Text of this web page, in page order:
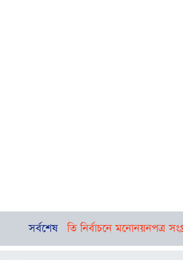
সর্বশেষ
নির্বাচনে মনোনয়নপত্র সংগ্রহ করল বিএনপি